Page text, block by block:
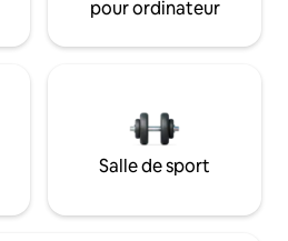
pour ordinateur
Salle de sport